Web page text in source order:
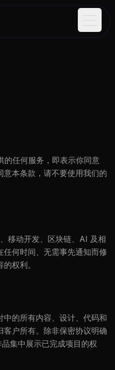
Open
任何服务，即表示你同意
本条款，请不要使用我们的
移动开发、区块链、AI 及相
何时间、无需事先通知而修
权利。
的所有内容、设计、代码和
户所有。除非保密协议明确
集中展示已完成项目的权